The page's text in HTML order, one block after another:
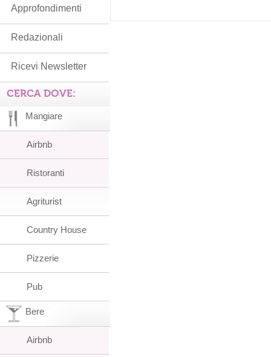
Approfondimenti
Redazionali
Ricevi Newsletter
CERCA DOVE:
Mangiare
Airbnb
Ristoranti
Agriturist
Country House
Pizzerie
Pub
Bere
Airbnb